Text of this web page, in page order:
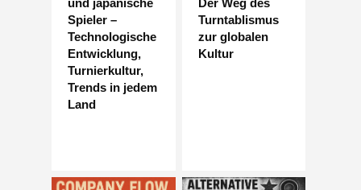
und japanische
Spieler –
Technologische
Entwicklung,
Turnierkultur,
Trends in jedem
Land
Der Weg des
Turntablismus
zur globalen
Kultur